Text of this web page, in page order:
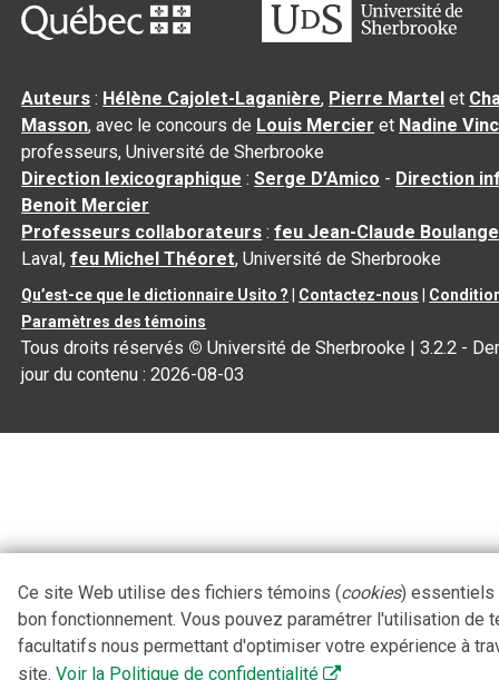
Auteurs : Hélène Cajolet-Laganière, Pierre Martel et
Masson, avec le concours de Louis Mercier et Nadine
professeurs, Université de Sherbrooke
Direction lexicographique :Serge D’Amico - Direction
Benoit Mercier
Professeurs collaborateurs :feu Jean-Claude
Laval,feu Michel Théoret, Université de Sherbrooke
Qu’est-ce que le dictionnaire Usito ? Contactez-nous
Paramètres des témoins
Tous droits réservés © Université de Sherbrooke |3.2.2 -
jour du contenu :2026-08-03
Ce site Web utilise des fichiers témoins (cookies) essentiels
bon fonctionnement. Vous pouvez paramétrer l'utilisation de
facultatifs nous permettant d'optimiser votre expérience à
site. Voir la Politique de confidentialité